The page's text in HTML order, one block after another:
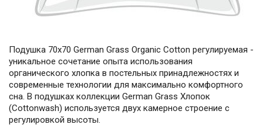
Подушка 70х70 German Grass Organic Cotton регулируемая -
уникальное сочетание опыта использования
органического хлопка в постельных принадлежностях и
современные технологии для максимально комфортного
сна. В подушках коллекции German Grass Хлопок
(Cottonwash) используется двух камерное строение с
регулировкой высоты.